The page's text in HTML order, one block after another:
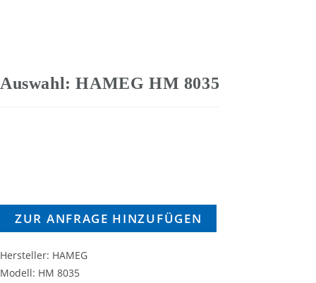
Auswahl: HAMEG HM 8035
ZUR ANFRAGE HINZUFÜGEN
Hersteller: HAMEG
Modell: HM 8035